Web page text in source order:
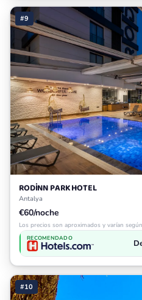
#9
RODİNN PARK HOTEL
Antalya
€60/noche
Los precios son aproximados y varían
RECOMENDADO
#10